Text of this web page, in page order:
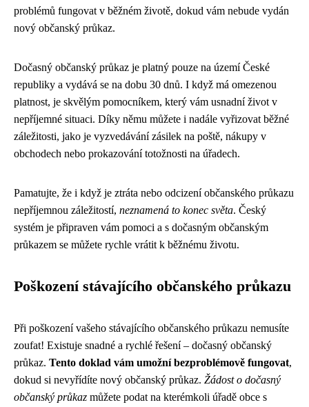
problémů fungovat v běžném životě, dokud vám nebude vydán
nový občanský průkaz.
Dočasný občanský průkaz je platný pouze na území České
republiky a vydává se na dobu 30 dnů. I když má omezenou
platnost, je skvělým pomocníkem, který vám usnadní život v
nepříjemné situaci. Díky němu můžete i nadále vyřizovat běžné
záležitosti, jako je vyzvedávání zásilek na poště, nákupy v
obchodech nebo prokazování totožnosti na úřadech.
Pamatujte, že i když je ztráta nebo odcizení občanského průkazu
nepříjemnou záležitostí, neznamená to konec světa. Český
systém je připraven vám pomoci a s dočasným občanským
průkazem se můžete rychle vrátit k běžnému životu.
Poškození stávajícího občanského průkazu
Při poškození vašeho stávajícího občanského průkazu nemusíte
zoufat! Existuje snadné a rychlé řešení – dočasný občanský
průkaz. Tento doklad vám umožní bezproblémově fungovat,
dokud si nevyřídíte nový občanský průkaz. Žádost o dočasný
občanský průkaz můžete podat na kterémkoli úřadě obce s